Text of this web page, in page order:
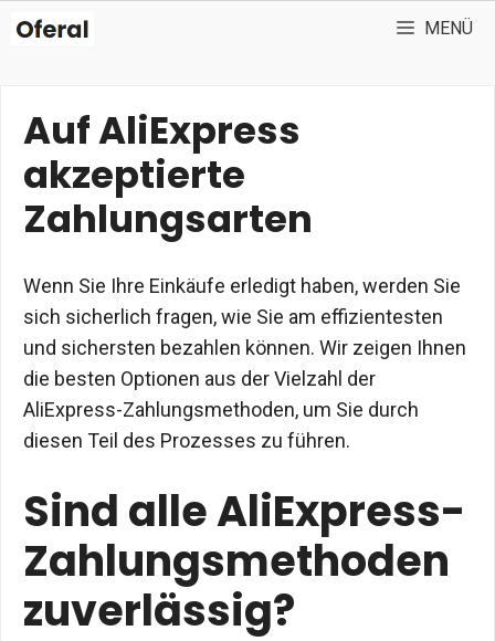
Zum
Inhalt
MENÜ
Auf AliExpress
akzeptierte
Zahlungsarten
Wenn Sie Ihre Einkäufe erledigt haben, werden Sie
sich sicherlich fragen, wie Sie am effizientesten
und sichersten bezahlen können. Wir zeigen Ihnen
die besten Optionen aus der Vielzahl der
AliExpress-Zahlungsmethoden, um Sie durch
diesen Teil des Prozesses zu führen.
Sind alle AliExpress-
Zahlungsmethoden
zuverlässig?